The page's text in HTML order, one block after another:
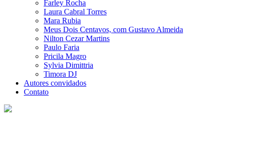
Farley Rocha
Laura Cabral Torres
Mara Rubia
Meus Dois Centavos, com Gustavo Almeida
Nilton Cezar Martins
Paulo Faria
Pricila Magro
Sylvia Dimittria
Timora DJ
Autores convidados
Contato